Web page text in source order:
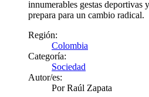
innumerables gestas deportivas
prepara para un cambio radical.
Región:
Colombia
Categoría:
Sociedad
Autor/es:
Por Raúl Zapata